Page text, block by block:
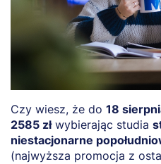
Czy wiesz, że do 18
2585 złwybierając studia
niestacjonarne
(najwyższa promocja z